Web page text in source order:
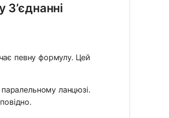
певну формулу. Цей
ланцюзі.